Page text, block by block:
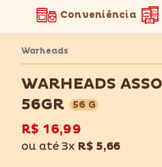
Conveniência
Warheads
WARHEADS
56GR
56 G
R$ 16,99
ou até 3x R$ 5,66